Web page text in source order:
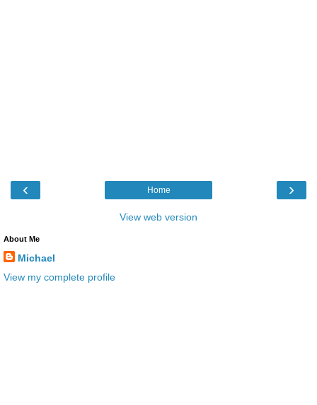
‹ ›
Home
View web version
About Me
Michael
View my complete profile